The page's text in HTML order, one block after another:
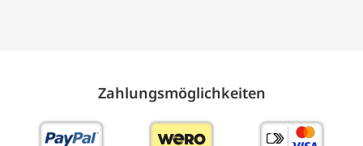
Zahlungs­möglich­keiten